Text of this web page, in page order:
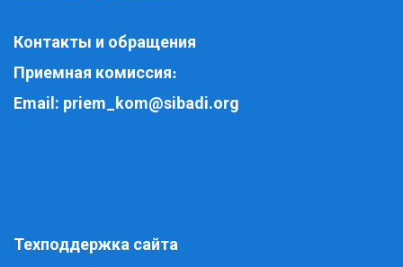
Контакты и обращения
Приемная комиссия:
Email: priem_kom@sibadi.org
Техподдержка сайта